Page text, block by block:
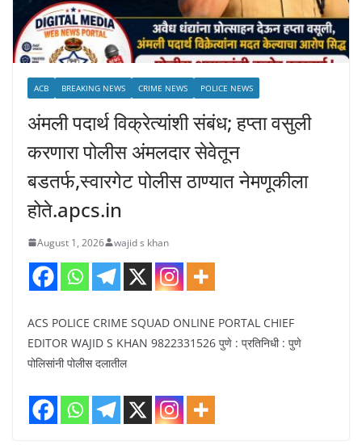
ACB BREAKING NEWS CRIME NEWS POLICE NEWS
अंमली पदार्थ विक्रेत्यांशी संबंध; हप्ता वसुली
करणारा पोलीस अंमलदार सेवेतून
बडतर्फ,स्वारगेट पोलीस ठाण्यात नेमणूकीला
होते.apcs.in
August 1, 2026 wajid s khan
ACS POLICE CRIME SQUAD ONLINE PORTAL CHIEF
EDITOR WAJID S KHAN 9822331526 पुणे : प्रतिनिधी : पुणे
पोलिसांनी पोलीस दलातील